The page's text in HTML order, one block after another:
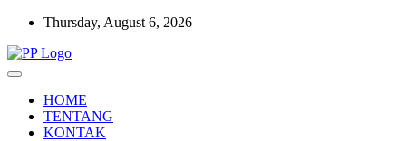
Skip
content
Thursday, August 6, 2026
Pengawal Persada
HOME
TENTANG
KONTAK